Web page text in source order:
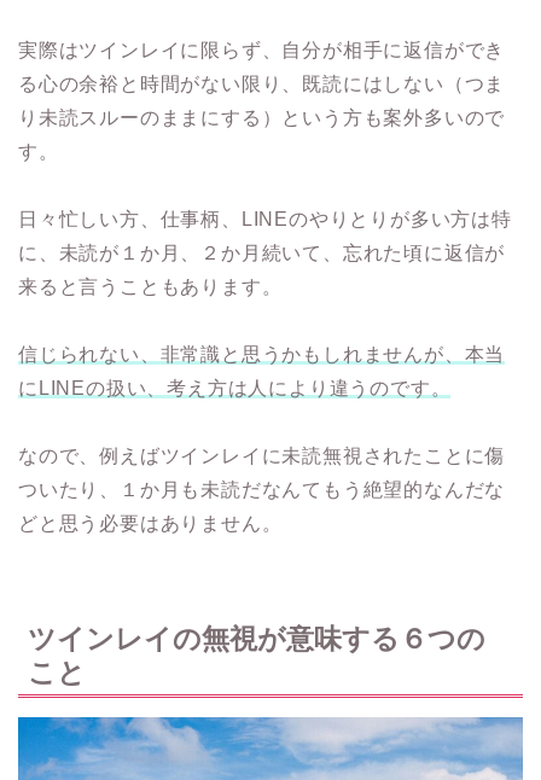
実際はツインレイに限らず、自分が相手に返信ができ
る心の余裕と時間がない限り、既読にはしない（つま
り未読スルーのままにする）という方も案外多いので
す。
日々忙しい方、仕事柄、LINEのやりとりが多い方は特
に、未読が１か月、２か月続いて、忘れた頃に返信が
来ると言うこともあります。
信じられない、非常識と思うかもしれませんが、本当
にLINEの扱い、考え方は人により違うのです。
なので、例えばツインレイに未読無視されたことに傷
ついたり、１か月も未読だなんてもう絶望的なんだな
どと思う必要はありません。
ツインレイの無視が意味する６つの
こと